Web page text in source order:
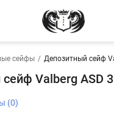
сейфы / Депозитный сейф
Valberg ASD
(0)